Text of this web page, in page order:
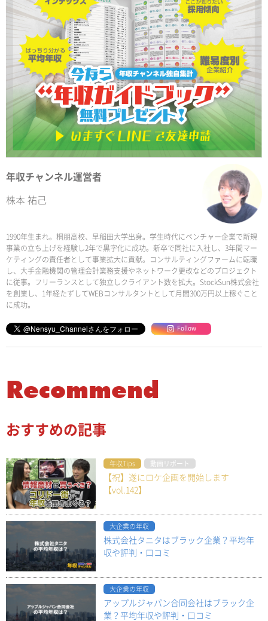
年収チャンネル運営者
株本 祐己
1990年生まれ。桐朋高校、早稲田大学出身。学生時代にベンチャー企業で新規
事業の立ち上げを経験し2年で黒字化に成功。新卒で同社に入社し、3年間マー
ケティングの責任者として事業拡大に貢献。コンサルティングファームに転職
し、大手金融機関の管理会計業務支援やネットワーク更改などのプロジェクト
に従事。フリーランスとして独立しクライアント数を拡大。StockSun株式会社
を創業し、1年経たずしてWEBコンサルタントとして月間300万円以上稼ぐこと
に成功。
Follow
Recommend
おすすめの記事
年収Tips 動画リポート
【祝】遂にロケ企画を開始します
【vol.142】
大企業の年収
株式会社タニタはブラック企業？平均年
収や評判・口コミ
大企業の年収
アップルジャパン合同会社はブラック企
業？平均年収や評判・口コミ